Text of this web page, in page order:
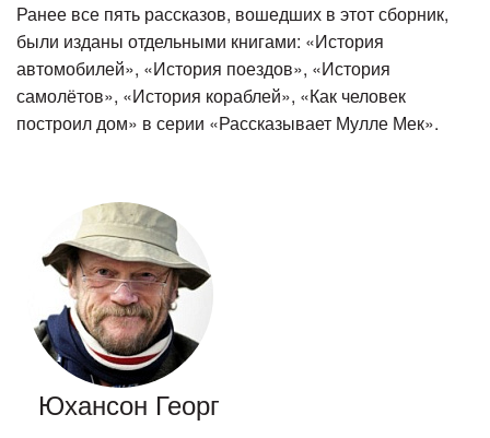
Ранее все пять рассказов, вошедших в этот сборник,
были изданы отдельными книгами: «История
автомобилей», «История поездов», «История
самолётов», «История кораблей», «Как человек
построил дом» в серии «Рассказывает Мулле Мек».
Юхансон Георг